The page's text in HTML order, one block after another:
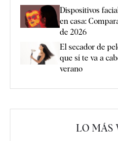
Dispositivos
en casa:
de 2026
El secador de
que sí te va a
verano
LO MÁS